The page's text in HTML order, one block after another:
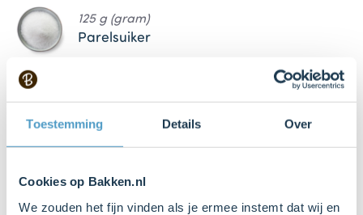
Toestemming Details Over
Cookies op Bakken.nl
We zouden het fijn vinden als je ermee instemt dat wij en
125 g (gram)
Parelsuiker
Keukenspullen
Bestel dit product online